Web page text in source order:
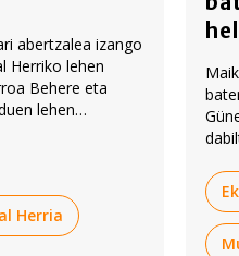
abertzalea izango
Herriko lehen
Behere eta
lehen
Herria